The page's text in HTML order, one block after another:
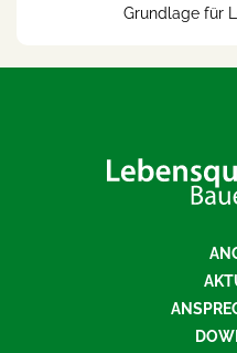
Grundlage für